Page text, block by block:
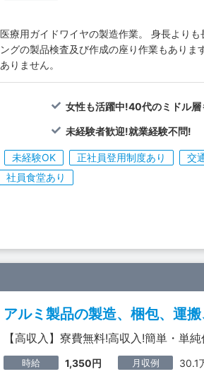
医療用ガイドワイヤの製造作業。 身長より
ングの製品検査及び作成の座り作業もあり
ありません。
女性も活躍中!40代のミドル層
未経験者歓迎!就業経験不問!
未経験OK 正社員登用制度あり 交
社員食堂あり
アルミ製品の製造、梱包、運
【高収入】寮費無料!高収入!簡単・単純
時給 1,350円 月収例 30.1